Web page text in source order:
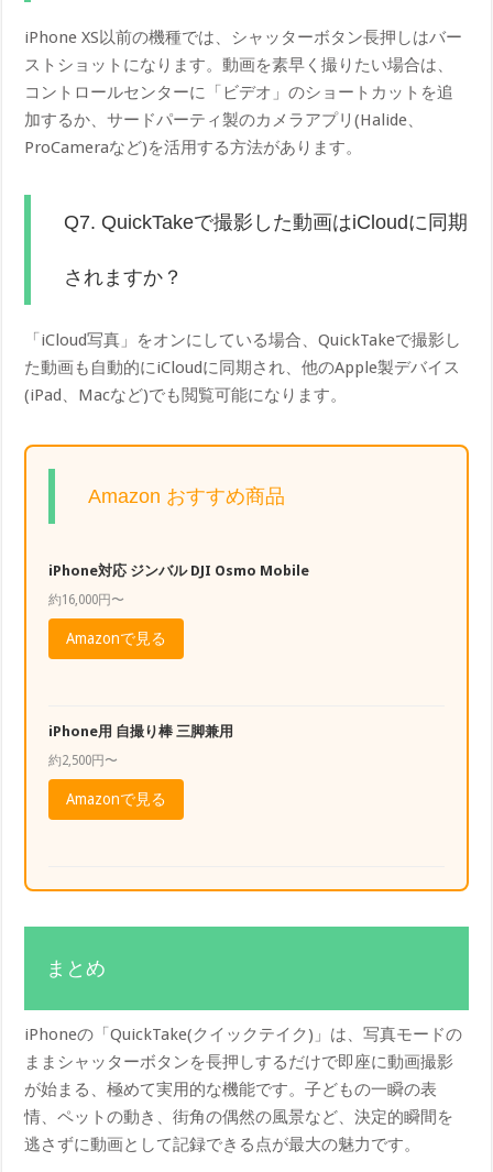
iPhone XS以前の機種では、シャッターボタン長押しはバー
ストショットになります。動画を素早く撮りたい場合は、
コントロールセンターに「ビデオ」のショートカットを追
加するか、サードパーティ製のカメラアプリ(Halide、
ProCameraなど)を活用する方法があります。
Q7. QuickTakeで撮影した動画はiCloudに同期
されますか？
「iCloud写真」をオンにしている場合、QuickTakeで撮影し
た動画も自動的にiCloudに同期され、他のApple製デバイス
(iPad、Macなど)でも閲覧可能になります。
Amazon おすすめ商品
iPhone対応 ジンバル DJI Osmo Mobile
約16,000円〜
Amazonで見る
iPhone用 自撮り棒 三脚兼用
約2,500円〜
Amazonで見る
まとめ
iPhoneの「QuickTake(クイックテイク)」は、写真モードの
ままシャッターボタンを長押しするだけで即座に動画撮影
が始まる、極めて実用的な機能です。子どもの一瞬の表
情、ペットの動き、街角の偶然の風景など、決定的瞬間を
逃さずに動画として記録できる点が最大の魅力です。